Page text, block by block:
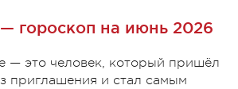
— гороскоп на июнь 2026
— это человек, который пришёл
приглашения и стал самым